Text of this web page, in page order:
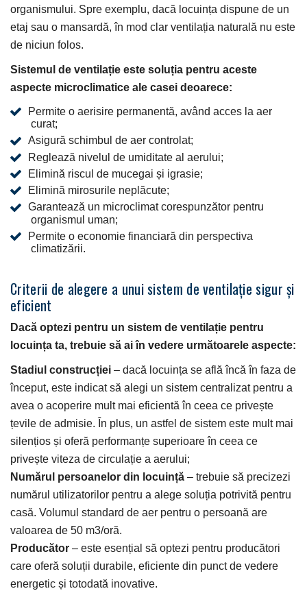
organismului. Spre exemplu, dacă locuința dispune de un
etaj sau o mansardă, în mod clar ventilația naturală nu este
de niciun folos.
Sistemul de ventilație este soluția pentru aceste
aspecte microclimatice ale casei deoarece:
Permite o aerisire permanentă, având acces la aer
curat;
Asigură schimbul de aer controlat;
Reglează nivelul de umiditate al aerului;
Elimină riscul de mucegai și igrasie;
Elimină mirosurile neplăcute;
Garantează un microclimat corespunzător pentru
organismul uman;
Permite o economie financiară din perspectiva
climatizării.
Criterii de alegere a unui sistem de ventilație sigur și
eficient
Dacă optezi pentru un sistem de ventilație pentru
locuința ta, trebuie să ai în vedere următoarele aspecte:
Stadiul construcției – dacă locuința se află încă în faza de
început, este indicat să alegi un sistem centralizat pentru a
avea o acoperire mult mai eficientă în ceea ce privește
țevile de admisie. În plus, un astfel de sistem este mult mai
silențios și oferă performanțe superioare în ceea ce
privește viteza de circulație a aerului;
Numărul persoanelor din locuință – trebuie să precizezi
numărul utilizatorilor pentru a alege soluția potrivită pentru
casă. Volumul standard de aer pentru o persoană are
valoarea de 50 m3/oră.
Producător – este esențial să optezi pentru producători
care oferă soluții durabile, eficiente din punct de vedere
energetic și totodată inovative.